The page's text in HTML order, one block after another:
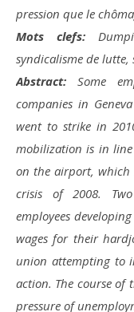
pression que le
Mots clefs:
syndicalisme de lutte,
Abstract: Some
companies in
went to strike in
mobilization is in
on the airport, which
crisis of 2008.
employees
wages for their
union attempting to
action. The course of
pressure of